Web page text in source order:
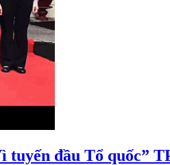
tuyến đầu Tổ quốc”